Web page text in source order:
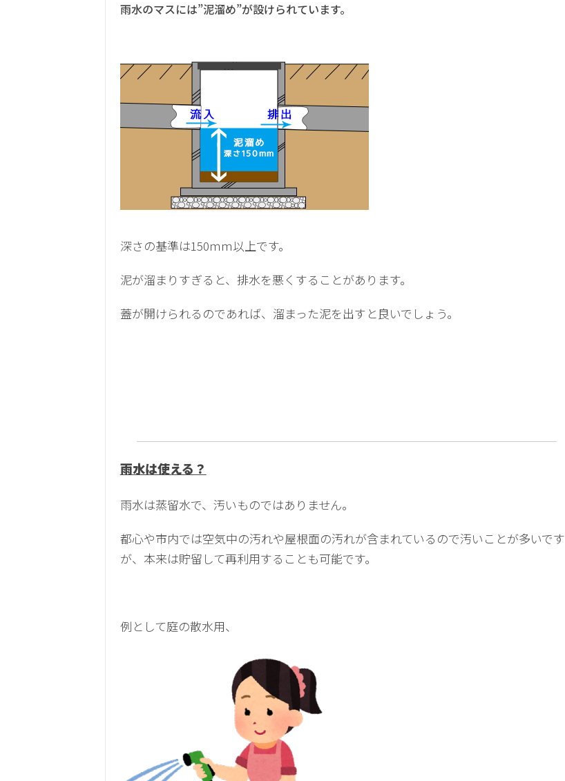
雨水のマスには”泥溜め”が設けられています。
深さの基準は150ｍｍ以上です。
泥が溜まりすぎると、排水を悪くすることがあります。
蓋が開けられるのであれば、溜まった泥を出すと良いでしょう。
雨水は使える？
雨水は蒸留水で、汚いものではありません。
都心や市内では空気中の汚れや屋根面の汚れが含まれているので汚いことが多いです
が、本来は貯留して再利用することも可能です。
例として庭の散水用、